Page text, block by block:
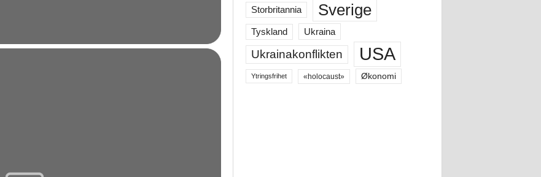
Storbritannia Sverige
Tyskland Ukraina
Ukrainakonflikten USA
Ytringsfrihet «holocaust» Økonomi